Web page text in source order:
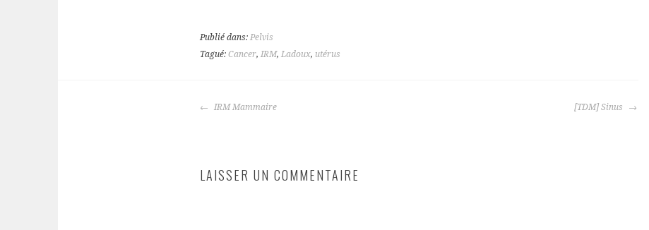
Publié dans: Pelvis
Tagué: Cancer, IRM, Ladoux, utérus
NAVIGATION
IRM Mammaire [TDM] Sinus
LAISSER UN COMMENTAIRE